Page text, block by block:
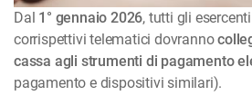
Dal 1° gennaio 2026, tutti gli
corrispettivi telematici dovranno
cassa agli strumenti di pagamento
pagamento e dispositivi similari).